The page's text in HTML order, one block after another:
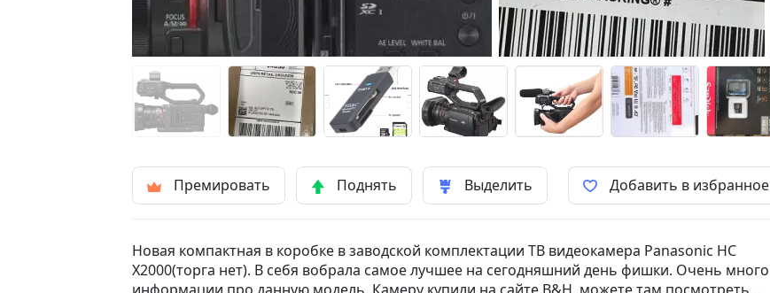
Премировать Поднять Выделить Добавить в избранное
Новая компактная в коробке в заводской комплектации ТВ видеокамера Panasonic HC
X2000(торга нет). В себя вобрала самое лучшее на сегодняшний день фишки. Очень много